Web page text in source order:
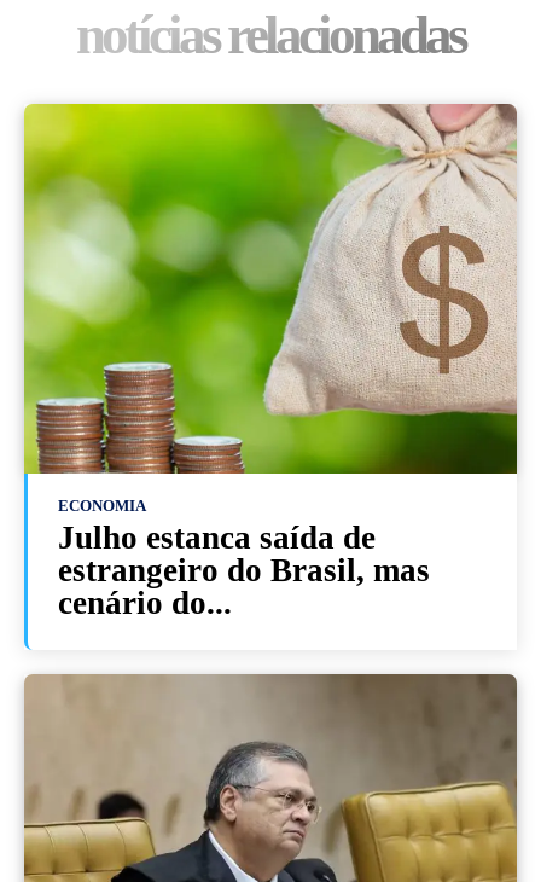
notícias relacionadas
ECONOMIA
Julho estanca saída de
estrangeiro do Brasil, mas
cenário do...